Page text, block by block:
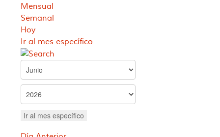
Mensual
Semanal
Hoy
Ir al mes específico
Ir al mes específico